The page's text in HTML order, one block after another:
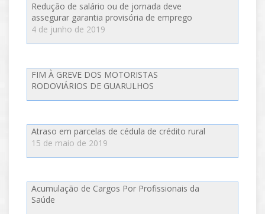
Redução de salário ou de jornada deve
assegurar garantia provisória de emprego
4 de junho de 2019
FIM À GREVE DOS MOTORISTAS
RODOVIÁRIOS DE GUARULHOS
Atraso em parcelas de cédula de crédito rural
15 de maio de 2019
Acumulação de Cargos Por Profissionais da
Saúde